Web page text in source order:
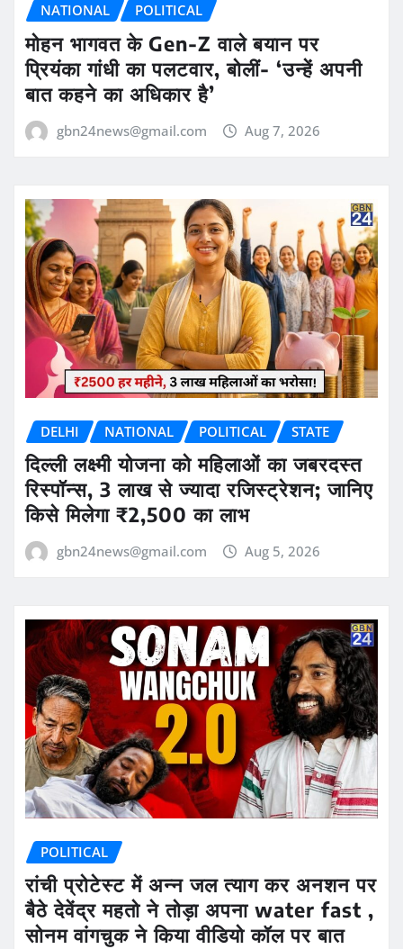
NATIONAL POLITICAL
मोहन भागवत के Gen-Z वाले बयान पर
प्रियंका गांधी का पलटवार, बोलीं- ‘उन्हें अपनी
बात कहने का अधिकार है’
gbn24news@gmail.com Aug 7, 2026
DELHI NATIONAL POLITICAL STATE
दिल्ली लक्ष्मी योजना को महिलाओं का जबरदस्त
रिस्पॉन्स, 3 लाख से ज्यादा रजिस्ट्रेशन; जानिए
किसे मिलेगा ₹2,500 का लाभ
gbn24news@gmail.com Aug 5, 2026
POLITICAL
रांची प्रोटेस्ट में अन्न जल त्याग कर अनशन पर
बैठे देवेंद्र महतो ने तोड़ा अपना water fast ,
सोनम वांगचुक ने किया वीडियो कॉल पर बात